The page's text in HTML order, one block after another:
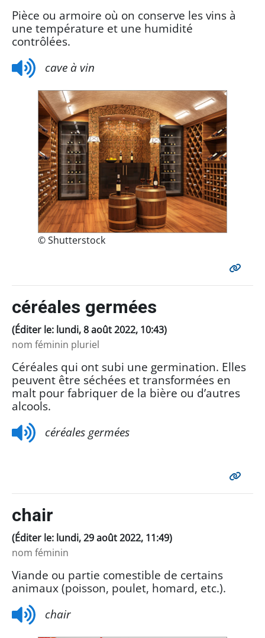
Pièce ou armoire où on conserve les vins à
une température et une humidité
contrôlées.
cave à vin
© Shutterstock
céréales germées
(Éditer le: lundi, 8 août 2022, 10:43)
nom féminin pluriel
Céréales qui ont subi une germination. Elles
peuvent être séchées et transformées en
malt pour fabriquer de la bière ou d’autres
alcools.
céréales germées
chair
(Éditer le: lundi, 29 août 2022, 11:49)
nom féminin
Viande ou partie comestible de certains
animaux (poisson, poulet, homard, etc.).
chair